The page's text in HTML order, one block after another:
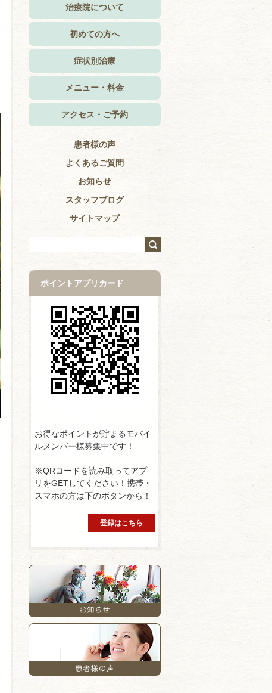
治療院について
初めての方へ
症状別治療
メニュー・料金
アクセス・ご予約
患者様の声
よくあるご質問
お知らせ
スタッフブログ
サイトマップ
ポイントアプリカード
お得なポイントが貯まるモバイ
ルメンバー様募集中です！
※QRコードを読み取ってアプ
リをGETしてください！携帯・
スマホの方は下のボタンから！
登録はこちら